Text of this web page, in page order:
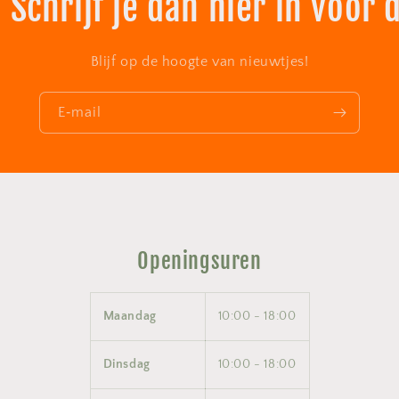
Blijf op de hoogte van nieuwtjes!
E‑mail
Openingsuren
Maandag 10:00 - 18:00
Dinsdag 10:00 - 18:00